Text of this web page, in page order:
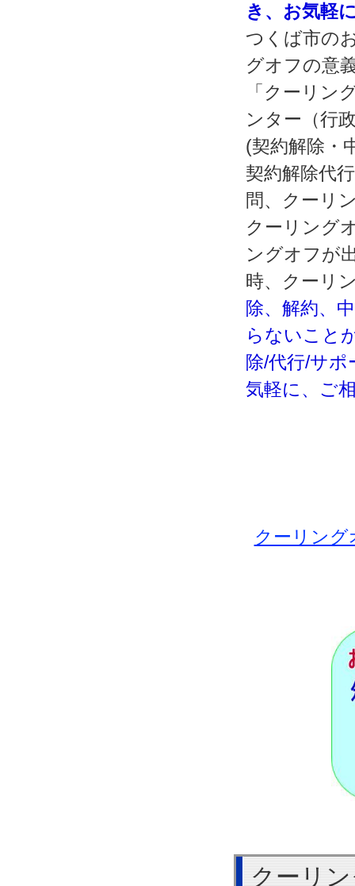
き、お気軽
つくば市の
グオフの意
「クーリン
ンター（行
(契約解除・
契約解除代
問、クーリ
クーリング
ングオフが
時、クーリ
除、解約、
らないこと
除/代行/サポ
気軽に、ご
クーリング
クーリ